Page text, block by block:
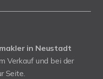
in Neustadt
Verkauf und bei der
Seite.